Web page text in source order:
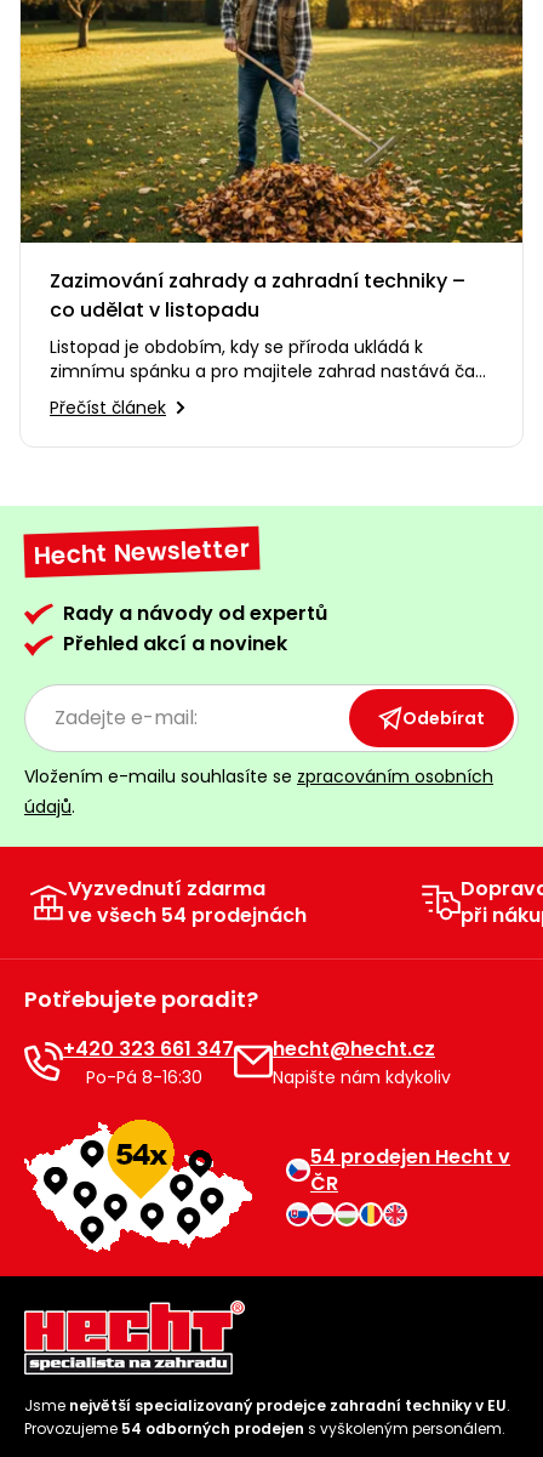
Zazimování zahrady a zahradní techniky –
co udělat v listopadu
Listopad je obdobím, kdy se příroda ukládá k
zimnímu spánku a pro majitele zahrad nastává čas
posledních příprav před…
Přečíst článek
Hecht Newsletter
Rady a návody od expertů
Přehled akcí a novinek
Odebírat
Vložením e-mailu souhlasíte se zpracováním osobních
údajů.
Vyzvednutí zdarma
ve všech 54 prodejnách
při
Potřebujete poradit?
+420 323 661 347
Po-Pá 8-16:30
hecht@hecht.cz
Napište nám kdykoliv
54 prodejen Hecht v
ČR
Jsme největší specializovaný prodejce zahradní techniky v EU.
Provozujeme 54 odborných prodejen s vyškoleným personálem.